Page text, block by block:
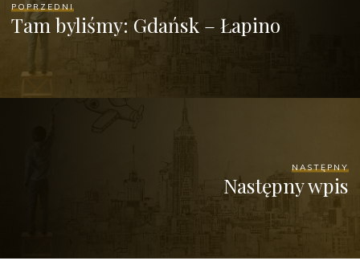
POPRZEDNI
Tam byliśmy: Gdańsk – Łapino
NASTĘPNY
Następny wpis